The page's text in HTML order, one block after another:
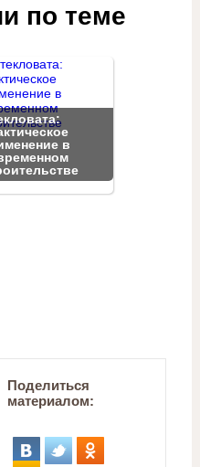
по теме
в
Поделиться
материалом: